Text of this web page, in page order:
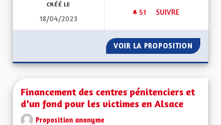
CRÉÉ LE
18/04/2023
51 51 ABONNÉS
SUIVRE
VOIR LA PROPOSITION
Financement des centres pénitenciers et
d’un fond pour les victimes en Alsace
Proposition anonyme